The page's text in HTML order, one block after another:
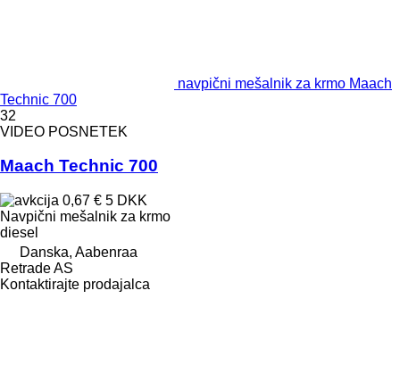
navpični mešalnik za krmo Maach
Technic 700
32
VIDEO POSNETEK
Maach Technic 700
0,67 € 5 DKK
Navpični mešalnik za krmo
diesel
Danska, Aabenraa
Retrade AS
Kontaktirajte prodajalca